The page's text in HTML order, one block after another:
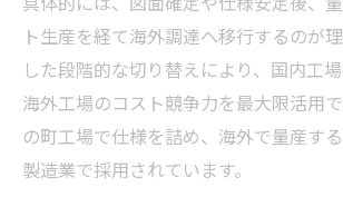
原価低減と品質維持を両立す
原価低減を実現する現場連携
原価低減活動における品質確
原価低減を叶える調達先選定
品質を守りながら原価低減す
ト生産を経て海外調達へ移行するのが
した段階的な切り替えにより、国内工
海外工場のコスト競争力を最大限活用
の町工場で仕様を詰め、海外で量産す
製造業で採用されています。